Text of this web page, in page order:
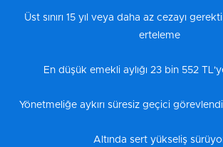
Üst sınırı 15 yıl veya daha az cezayı
erteleme
En düşük emekli aylığı 23 bin 552
Yönetmeliğe aykırı süresiz geçici
Altında sert yükseliş